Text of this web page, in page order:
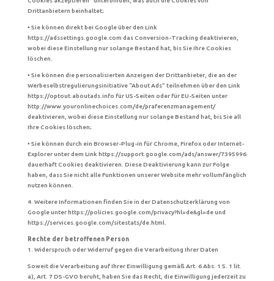
Drittanbietern beinhaltet;
• Sie können direkt bei Google über den Link
https://adssettings.google.com das Conversion-Tracking deaktivieren,
wobei diese Einstellung nur solange Bestand hat, bis Sie Ihre Cookies
löschen.
• Sie können die personalisierten Anzeigen der Drittanbieter, die an der
Werbeselbstregulierungsinitiative “About Ads” teilnehmen über den Link
https://optout.aboutads.info für US-Seiten oder für EU-Seiten unter
http://www.youronlinechoices.com/de/praferenzmanagement/
deaktivieren, wobei diese Einstellung nur solange Bestand hat, bis Sie all
Ihre Cookies löschen;
• Sie können durch ein Browser-Plug-in für Chrome, Firefox oder Internet-
Explorer unter dem Link https://support.google.com/ads/answer/7395996
dauerhaft Cookies deaktivieren. Diese Deaktivierung kann zur Folge
haben, dass Sie nicht alle Funktionen unserer Website mehr vollumfänglich
nutzen können.
4. Weitere Informationen finden Sie in der Datenschutzerklärung von
Google unter https://policies.google.com/privacy?hl=de&gl=de und
https://services.google.com/sitestats/de.html.
Rechte der betroffenen Person
1. Widerspruch oder Widerruf gegen die Verarbeitung Ihrer Daten
Soweit die Verarbeitung auf Ihrer Einwilligung gemäß Art. 6 Abs. 1 S. 1 lit.
a), Art. 7 DS-GVO beruht, haben Sie das Recht, die Einwilligung jederzeit zu